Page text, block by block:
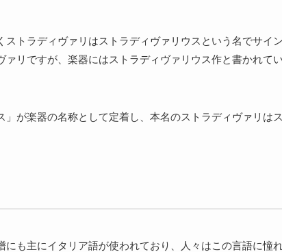
トラディヴァリはストラディヴァリウスという名でサイ
リですが、楽器にはストラディヴァリウス作と書かれて
が楽器の名称として定着し、本名のストラディヴァリは
も主にイタリア語が使われており、人々はこの言語に憧